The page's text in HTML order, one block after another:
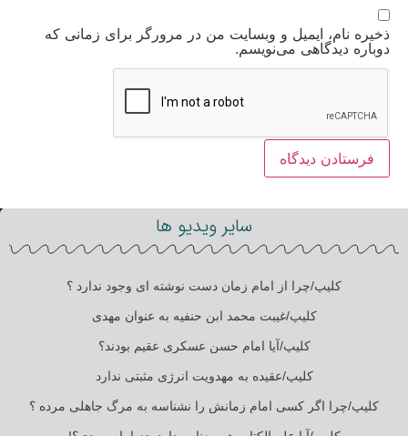
ذخیره نام، ایمیل و وبسایت من در مرورگر برای زمانی که
دوباره دیدگاهی می‌نویسم.
سایر ویدیو ها
کلیپ/چرا از امام زمان دست نوشته ای وجود ندارد ؟
کلیپ/غیبت محمد ابن حنفیه به عنوان مهدی
کلیپ/آیا امام حسن عسکری عقیم بودند؟
کلیپ/عقیده به مهدویت انرژی مثبتی ندارد
کلیپ/چرا اگر کسی امام زمانش را نشناسه به مرگ جاهلی مرده ؟